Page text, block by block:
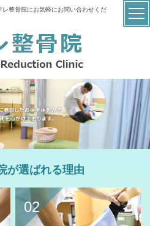
整骨院にお気軽にお問い合わせくだ
が選ばれる理由
02